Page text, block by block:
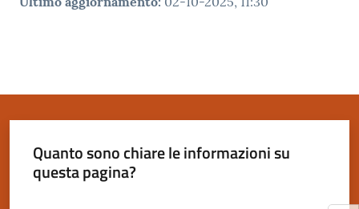
Quanto sono chiare le informazioni su
questa pagina?